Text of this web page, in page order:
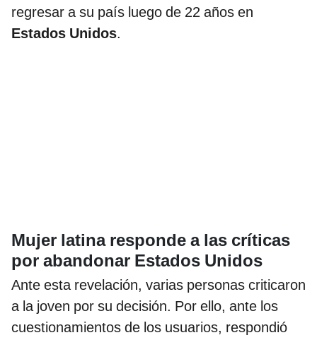
regresar a su país luego de 22 años en
Estados Unidos.
Mujer latina responde a las críticas
por abandonar Estados Unidos
Ante esta revelación, varias personas criticaron
a la joven por su decisión. Por ello, ante los
cuestionamientos de los usuarios, respondió